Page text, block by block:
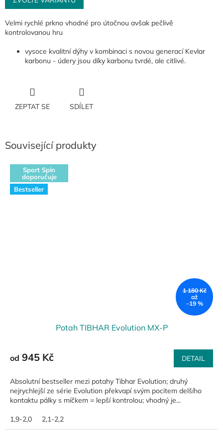
Velmi rychlé prkno vhodné pro útočnou avšak pečlivě
kontrolovanou hru
vysoce kvalitní dýhy v kombinaci s novou generací Kevlar
karbonu - údery jsou díky karbonu tvrdé, ale citlivé.
ZEPTAT SE SDÍLET
Související produkty
Sport Spin
doporučuje
Bestseller
1 180 Kč
až
–19 %
Potah TIBHAR Evolution MX-P
od 945 Kč DETAIL
Absolutní bestseller mezi potahy Tibhar Evolution; druhý
nejrychlejší ze série Evolution překvapí svým pocitem delšího
kontaktu pálky s míčkem = lepší kontrolou; vhodný je...
1,9-2,0 2,1-2,2